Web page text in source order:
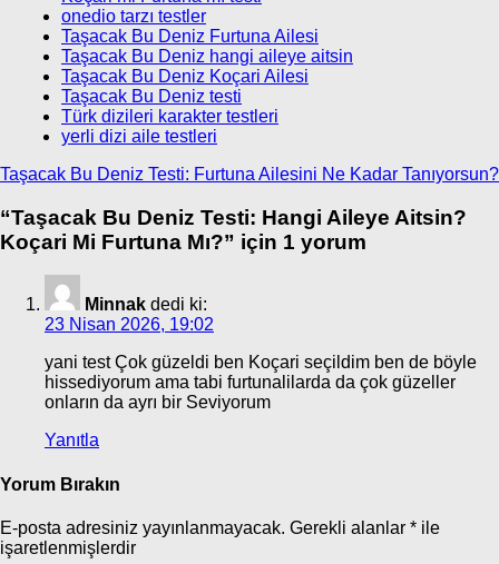
onedio tarzı testler
Taşacak Bu Deniz Furtuna Ailesi
Taşacak Bu Deniz hangi aileye aitsin
Taşacak Bu Deniz Koçari Ailesi
Taşacak Bu Deniz testi
Türk dizileri karakter testleri
yerli dizi aile testleri
Yazı
gezinmesi
Taşacak Bu Deniz Testi: Furtuna Ailesini Ne Kadar Tanıyorsun?
“Taşacak Bu Deniz Testi: Hangi Aileye Aitsin?
Koçari Mi Furtuna Mı?” için 1 yorum
Minnak dedi ki:
23 Nisan 2026, 19:02
yani test Çok güzeldi ben Koçari seçildim ben de böyle
hissediyorum ama tabi furtunalilarda da çok güzeller
onların da ayrı bir Seviyorum
Yanıtla
Yorum Bırakın
E-posta adresiniz yayınlanmayacak. Gerekli alanlar * ile
işaretlenmişlerdir